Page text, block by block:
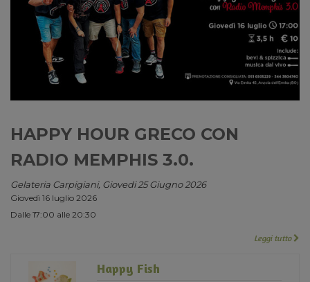
HAPPY HOUR GRECO CON
RADIO MEMPHIS 3.0.
Gelateria Carpigiani, Giovedi 25 Giugno 2026
Giovedì 16 luglio 2026
Dalle 17:00 alle 20:30
Leggi tutto
Happy Fish